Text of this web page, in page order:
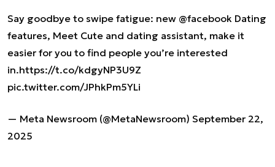
Say goodbye to swipe fatigue: new @facebook Dating
features, Meet Cute and dating assistant, make it
easier for you to find people you’re interested
in.https://t.co/kdgyNP3U9Z
pic.twitter.com/JPhkPm5YLi
— Meta Newsroom (@MetaNewsroom) September 22,
2025